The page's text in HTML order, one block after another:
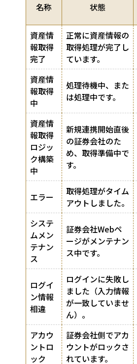
名称 状態
資産情
報取得
完了
正常に資産情報の
取得処理が完了し
ています。
資産情
報取得
中
処理待機中、また
は処理中です。
資産情
報取得
ロジッ
ク構築
中
新規連携開始直後
の証券会社のた
め、取得準備中で
す。
エラー
取得処理がタイム
アウトしました。
システ
ムメン
テナン
ス
証券会社Webペ
ージがメンテナン
ス中です。
ログイ
ン情報
相違
ログインに失敗し
ました（入力情報
が一致していませ
ん）。
アカウ
ントロ
ック
証券会社側でアカ
ウントがロックさ
れています。